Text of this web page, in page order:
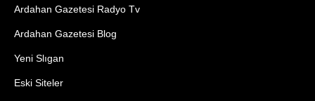
Ardahan Gazetesi Radyo Tv
Ardahan Gazetesi Blog
Yeni Slıgan
Eski Siteler